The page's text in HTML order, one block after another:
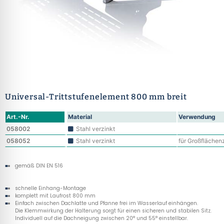
Universal-Trittstufenelement 800 mm breit
Art.-Nr. Material
Verwendung
058002
Stahl verzinkt
058052
Stahl verzinkt für
gemäß DIN EN 516
schnelle Einhang-Montage
komplett mit Laufrost 800 mm
Einfach zwischen Dachlatte und Pfanne frei im Wasserlauf einhängen.
Die Klemmwirkung der Halterung sorgt für einen sicheren und stabilen Sitz.
Individuell auf die Dachneigung zwischen 20° und 55° einstellbar.